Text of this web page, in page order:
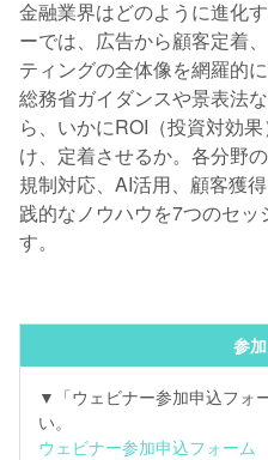
金融業界はどのように進化
ーでは、広告から顧客定着
ティングの全体像を網羅的に
総務省ガイダンスや景表法
ら、いかにROI（投資対効
け、定着させるか。各分野
規制対応、AI活用、顧客獲
践的なノウハウを7つのセ
す。
参
▼「ウェビナー参加申込フォ
い。
ウェビナー参加申込フォーム